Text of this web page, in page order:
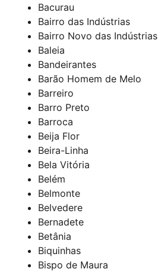
Bacurau
Bairro das Indústrias
Bairro Novo das Indústrias
Baleia
Bandeirantes
Barão Homem de Melo
Barreiro
Barro Preto
Barroca
Beija Flor
Beira-Linha
Bela Vitória
Belém
Belmonte
Belvedere
Bernadete
Betânia
Biquinhas
Bispo de Maura